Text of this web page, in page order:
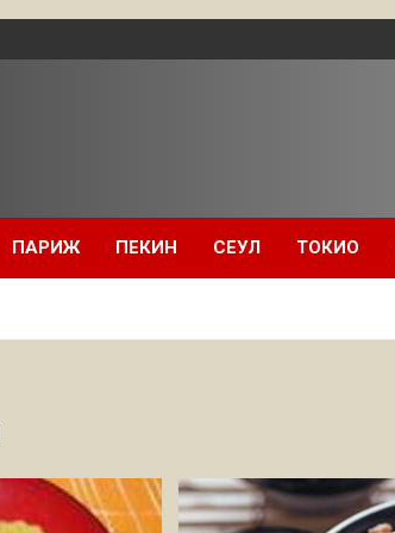
ПАРИЖ ПЕКИН СЕУЛ ТОКИО